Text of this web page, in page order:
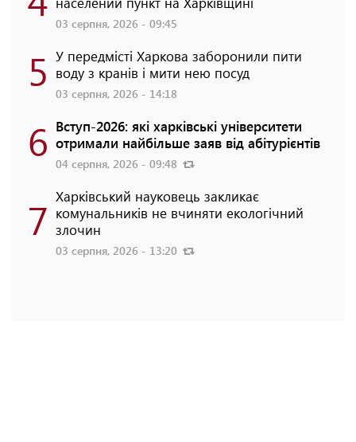
03 серпня, 2026 - 09:45
5 У передмісті Харкова заборонили пити
воду з кранів і мити нею посуд
03 серпня, 2026 - 14:18
6 Вступ-2026: які харківські університети
отримали найбільше заяв від абітурієнтів
04 серпня, 2026 - 09:48
7 Харківський науковець закликає
комунальників не вчиняти екологічний
злочин
03 серпня, 2026 - 13:20